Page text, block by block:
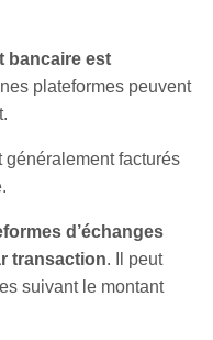
bancaire est
plateformes peuvent
généralement facturés
d’échanges
transaction. Il peut
suivant le montant